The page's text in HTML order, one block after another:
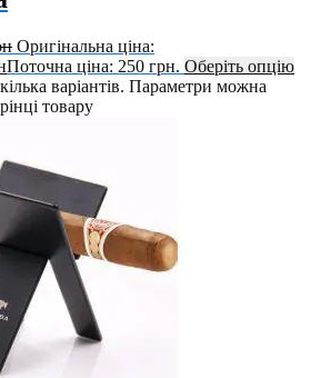
Оригінальна ціна:
Поточна ціна: 250 грн. Оберіть опцію
варіантів. Параметри можна
товару